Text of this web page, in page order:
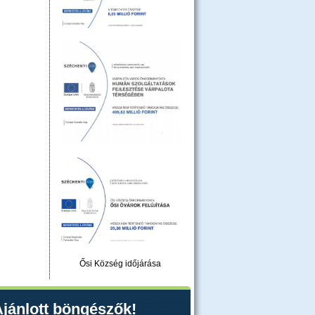
Ősi Község időjárása
böngészők!